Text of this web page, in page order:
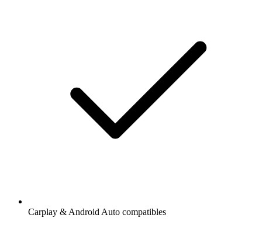
Carplay & Android Auto compatibles